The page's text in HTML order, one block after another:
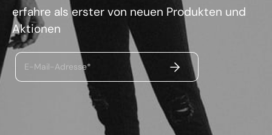
erfahre als erster von neuen Produkten und
Aktionen
E-Mail-Adresse* ABSENDEN